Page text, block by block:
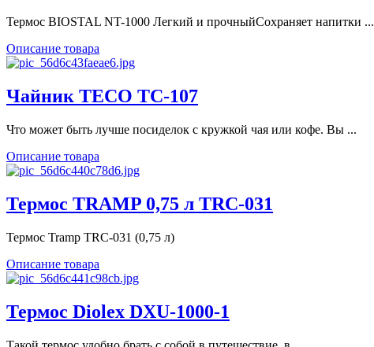
Термос BIOSTAL NT-1000 Легкий и прочныйСохраняет напитки ...
Описание товара
Чайник TECO TC-107
Что может быть лучше посиделок с кружкой чая или кофе. Вы ...
Описание товара
Термос TRAMP 0,75 л TRC-031
Термос Tramp TRC-031 (0,75 л)
Описание товара
Термос Diolex DXU-1000-1